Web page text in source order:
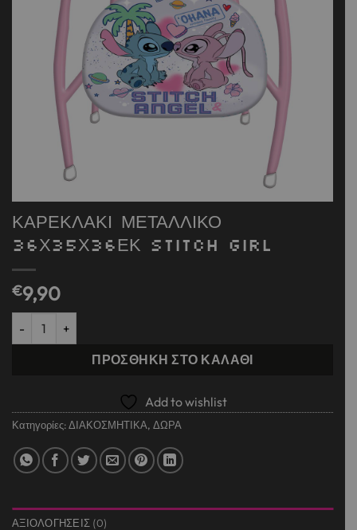
ΚΑΡΕΚΛΑΚΙ ΜΕΤΑΛΛΙΚΟ
36Χ35Χ36ΕΚ STITCH GIRL
€9,90
ΚΑΡΕΚΛΑΚΙ ΜΕΤΑΛΛΙΚΟ 36Χ35Χ36ΕΚ STITCH GIRL ποσότητα
ΠΡΟΣΘΉΚΗ ΣΤΟ ΚΑΛΆΘΙ
Add to wishlist
Κατηγορίες:ΔΙΑΚΟΣΜΗΤΙΚΑ, ΔΩΡΑ
ΑΞΙΟΛΟΓΉΣΕΙΣ (0)